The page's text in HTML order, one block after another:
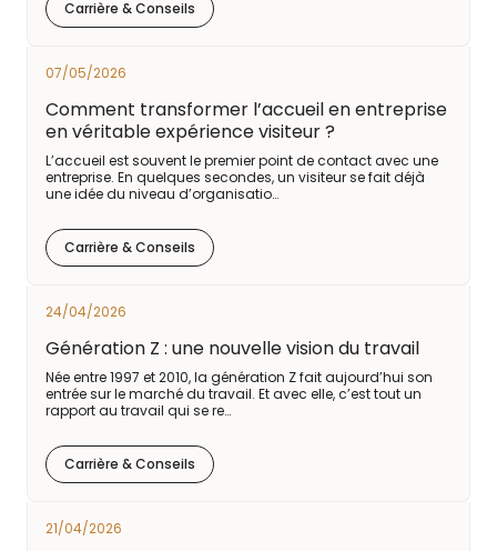
Carrière & Conseils
07/05/2026
Comment transformer l’accueil en entreprise
en véritable expérience visiteur ?
L’accueil est souvent le premier point de contact avec une
entreprise. En quelques secondes, un visiteur se fait déjà
une idée du niveau d’organisatio…
Carrière & Conseils
24/04/2026
Génération Z : une nouvelle vision du travail
Née entre 1997 et 2010, la génération Z fait aujourd’hui son
entrée sur le marché du travail. Et avec elle, c’est tout un
rapport au travail qui se re…
Carrière & Conseils
21/04/2026